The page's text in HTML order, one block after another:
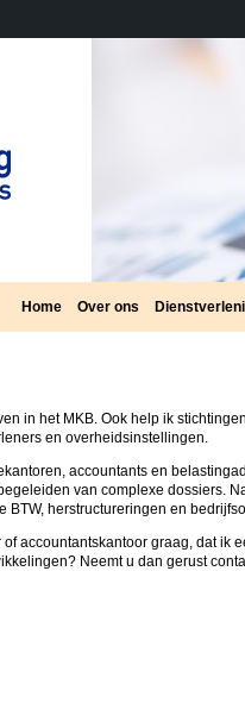
Home Over ons
in het MKB. Ook help ik
en overheidsinstellingen.
accountants en
van complexe dossiers.
BTW, herstructureringen en
accountantskantoor graag, dat ik
Neemt u dan gerust